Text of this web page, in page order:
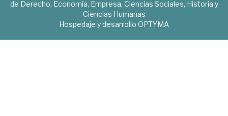
de Derecho, Economía, Empresa, Ciencias Sociales, Historia y
Ciencias Humanas
Hospedaje y desarrollo OPTYMA